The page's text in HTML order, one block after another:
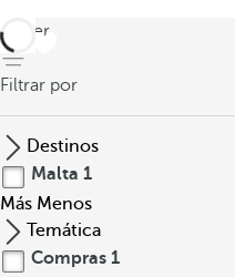
volver
Filtrar por
Destinos
Malta 1
Más Menos
Temática
Compras 1